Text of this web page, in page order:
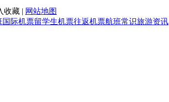
收藏 | 网站地图
国际机票留学生机票往返机票航班常识旅游资讯